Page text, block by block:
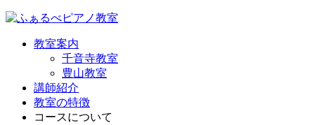
教室案内
千音寺教室
豊山教室
講師紹介
教室の特徴
コースについて